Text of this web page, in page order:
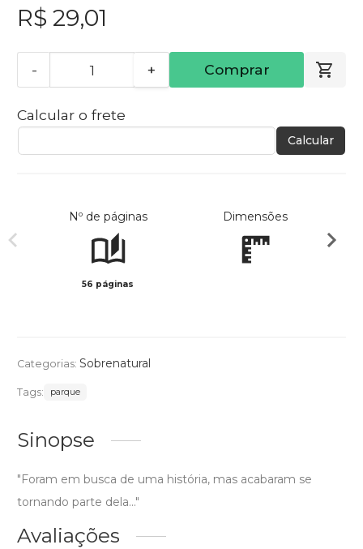
R$ 29,01
- + Comprar
Calcular o frete
Calcular
Nº de páginas
56 páginas
Dimensões
Categorias: Sobrenatural
Tags: parque
Sinopse
"Foram em busca de uma história, mas acabaram se
tornando parte dela..."
Avaliações